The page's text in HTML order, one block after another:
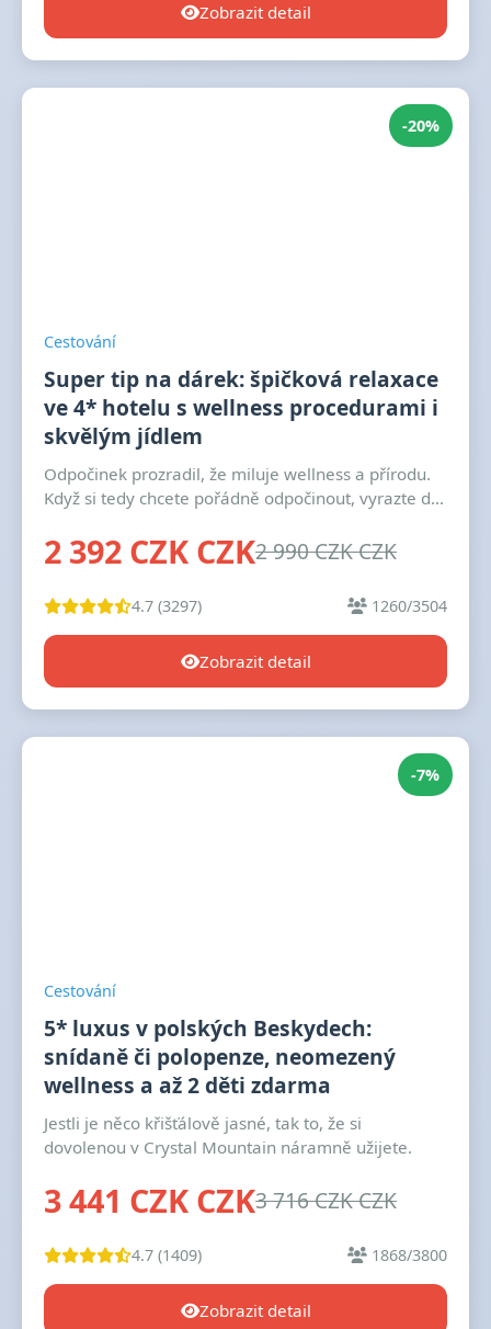
Zobrazit detail
-20%
Cestování
Super tip na dárek: špičková relaxace
ve 4* hotelu s wellness procedurami i
skvělým jídlem
Odpočinek prozradil, že miluje wellness a přírodu.
Když si tedy chcete pořádně odpočinout, vyrazte d...
2 392 CZK CZK2 990 CZK CZK
4.7 (3297) 1260/3504
Zobrazit detail
-7%
Cestování
5* luxus v polských Beskydech:
snídaně či polopenze, neomezený
wellness a až 2 děti zdarma
Jestli je něco křišťálově jasné, tak to, že si
dovolenou v Crystal Mountain náramně užijete.
3 441 CZK CZK3 716 CZK CZK
4.7 (1409) 1868/3800
Zobrazit detail